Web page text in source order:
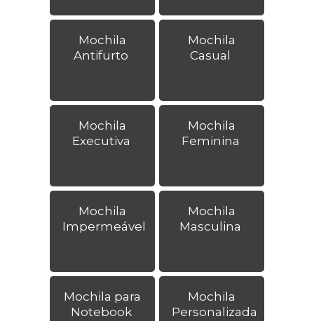
Mochila
Antifurto
Mochila
Casual
Mochila
Executiva
Mochila
Feminina
Mochila
Impermeável
Mochila
Masculina
Mochila para
Notebook
Mochila
Personalizada